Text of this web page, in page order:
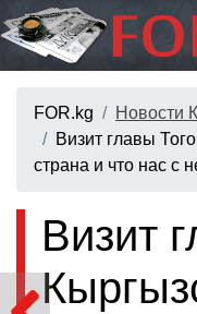
FOR.kg
Новости
Визит главы
страна и что нас с
Визит